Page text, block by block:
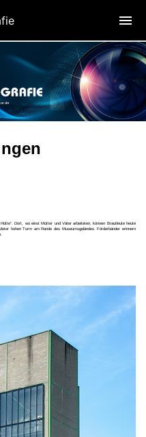
Dort, wo einst Mütter und Väter arbeiteten, können Brautleute heute
hohen Turm am Rande des Museumsgeländes. Förderbänder erinnern